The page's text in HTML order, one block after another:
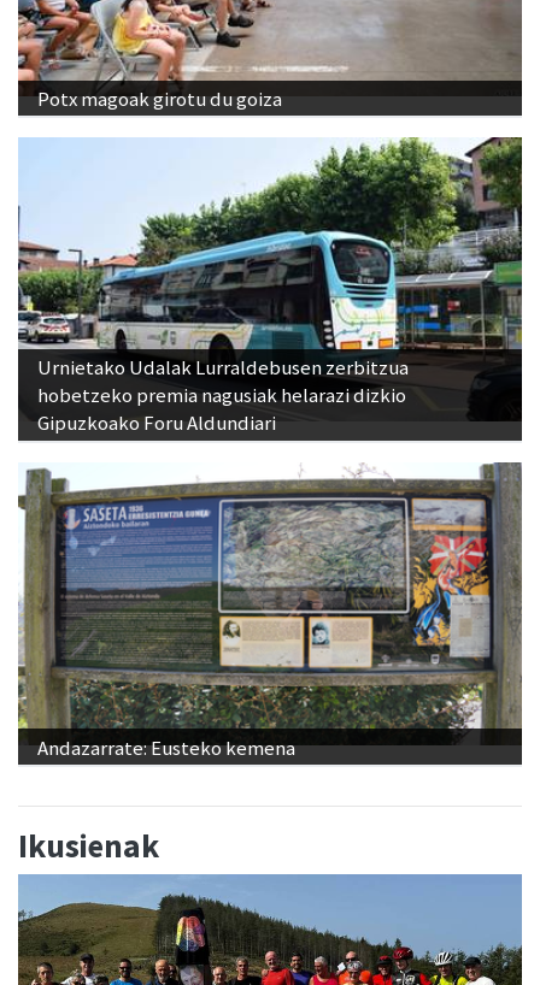
Potx magoak girotu du goiza
Urnietako Udalak Lurraldebusen zerbitzua
hobetzeko premia nagusiak helarazi dizkio
Gipuzkoako Foru Aldundiari
Andazarrate: Eusteko kemena
Ikusienak